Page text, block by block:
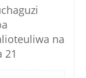
na
21